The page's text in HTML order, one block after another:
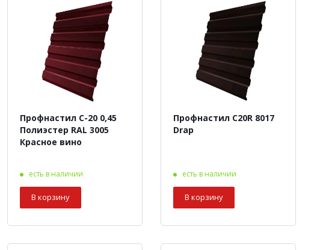
Профнастил С-20 0,45
Полиэстер RAL 3005
Красное вино
есть в наличии
В корзину
Профнастил С20R 8017
Drap
есть в наличии
В корзину